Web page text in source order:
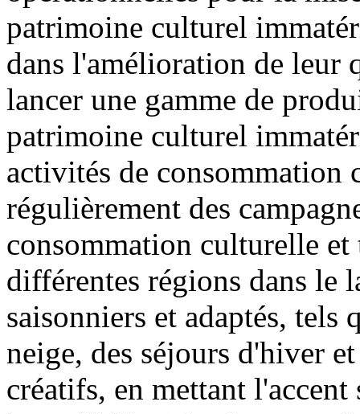
patrimoine culturel
dans l'amélioration de leur
lancer une gamme de
patrimoine culturel
activités de
régulièrement des
consommation culturelle
différentes régions dans le
saisonniers et adaptés, tels
neige, des séjours d'hiver
créatifs, en mettant